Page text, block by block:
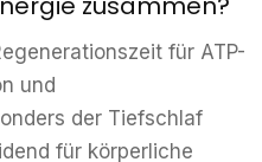
für ATP-
und
der Tiefschlaf
für körperliche